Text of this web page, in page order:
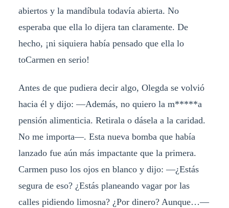
abiertos y la mandíbula todavía abierta. No
esperaba que ella lo dijera tan claramente. De
hecho, ¡ni siquiera había pensado que ella lo
toCarmen en serio!
Antes de que pudiera decir algo, Olegda se volvió
hacia él y dijo: —Además, no quiero la m*****a
pensión alimenticia. Retirala o dásela a la caridad.
No me importa—. Esta nueva bomba que había
lanzado fue aún más impactante que la primera.
Carmen puso los ojos en blanco y dijo: —¿Estás
segura de eso? ¿Estás planeando vagar por las
calles pidiendo limosna? ¿Por dinero? Aunque…—